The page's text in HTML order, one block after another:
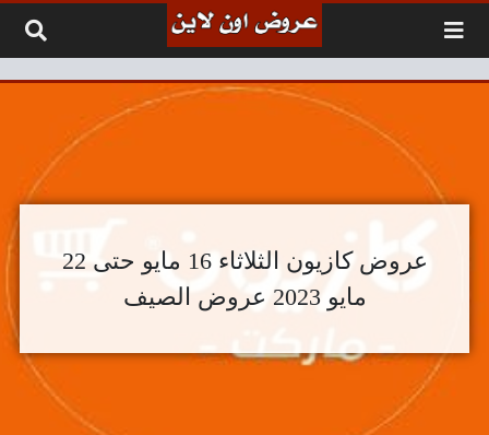
عروض كازيون الثلاثاء 16 مايو حتى 22
مايو 2023 عروض الصيف